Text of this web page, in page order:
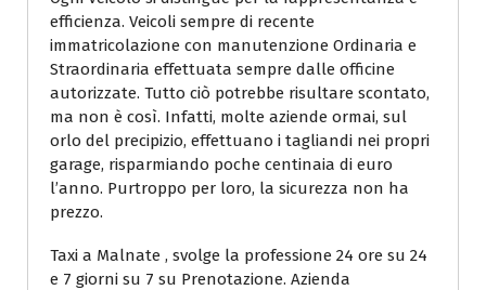
efficienza. Veicoli sempre di recente
immatricolazione con manutenzione Ordinaria e
Straordinaria effettuata sempre dalle officine
autorizzate. Tutto ciò potrebbe risultare scontato,
ma non è così. Infatti, molte aziende ormai, sul
orlo del precipizio, effettuano i tagliandi nei propri
garage, risparmiando poche centinaia di euro
l’anno. Purtroppo per loro, la sicurezza non ha
prezzo.
Taxi a Malnate , svolge la professione 24 ore su 24
e 7 giorni su 7 su Prenotazione. Azienda